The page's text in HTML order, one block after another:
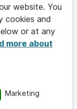
Det,
inte hör till
av
Linus.
website. You
cookies and
or at any
more about
Marketing